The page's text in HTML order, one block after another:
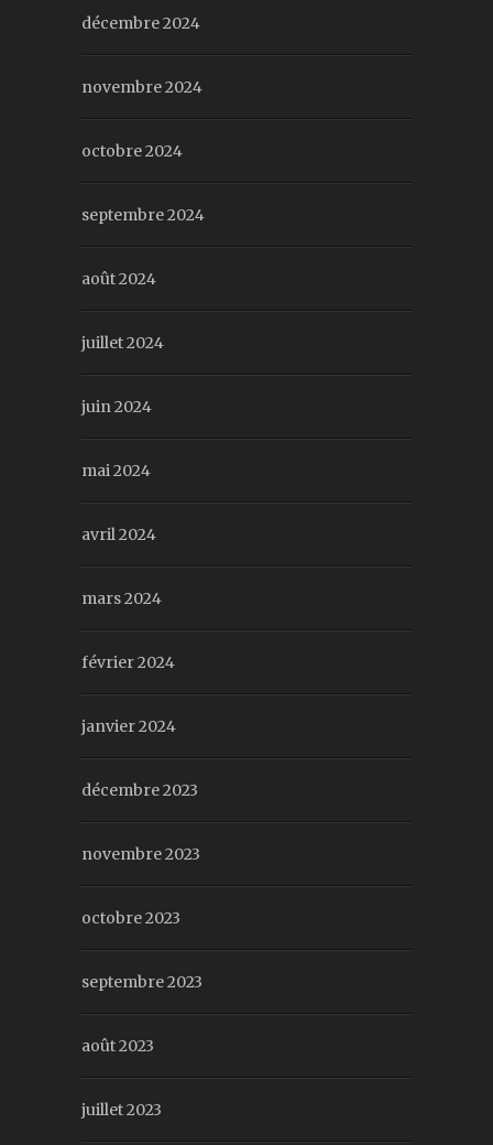
décembre 2024
novembre 2024
octobre 2024
septembre 2024
août 2024
juillet 2024
juin 2024
mai 2024
avril 2024
mars 2024
février 2024
janvier 2024
décembre 2023
novembre 2023
octobre 2023
septembre 2023
août 2023
juillet 2023